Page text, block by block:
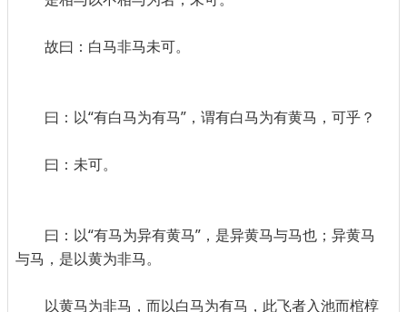
故曰：白马非马未可。
曰：以“有白马为有马”，谓有白马为有黄马，可乎？
曰：未可。
曰：以“有马为异有黄马”，是异黄马与马也；异黄马
与马，是以黄为非马。
以黄马为非马，而以白马为有马，此飞者入池而棺椁